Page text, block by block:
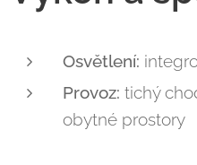
Osvětlení:
Provoz: tichý
obytné prostory